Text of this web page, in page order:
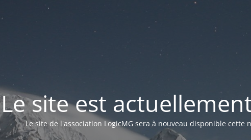
Le site est
Le site de l'association LogicMG sera à nouveau disponible